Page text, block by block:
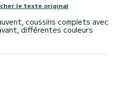
le texte original
coussins complets avec
différentes couleurs